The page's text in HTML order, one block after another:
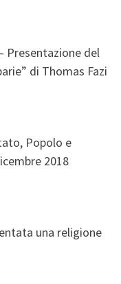
Presentazione del
di Thomas Fazi
Popolo e
2018
una religione